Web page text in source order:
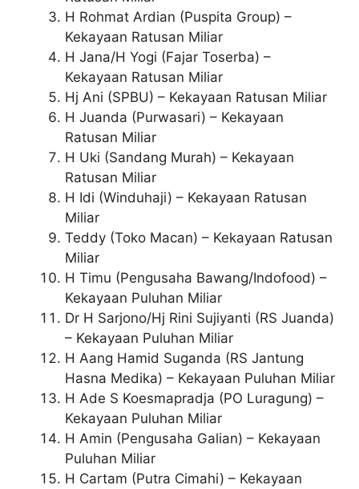
H Rohmat Ardian (Puspita Group) –
Kekayaan Ratusan Miliar
H Jana/H Yogi (Fajar Toserba) –
Kekayaan Ratusan Miliar
Hj Ani (SPBU) – Kekayaan Ratusan Miliar
H Juanda (Purwasari) – Kekayaan
Ratusan Miliar
H Uki (Sandang Murah) – Kekayaan
Ratusan Miliar
H Idi (Winduhaji) – Kekayaan Ratusan
Miliar
Teddy (Toko Macan) – Kekayaan Ratusan
Miliar
H Timu (Pengusaha Bawang/Indofood) –
Kekayaan Puluhan Miliar
Dr H Sarjono/Hj Rini Sujiyanti (RS Juanda)
– Kekayaan Puluhan Miliar
H Aang Hamid Suganda (RS Jantung
Hasna Medika) – Kekayaan Puluhan Miliar
H Ade S Koesmapradja (PO Luragung) –
Kekayaan Puluhan Miliar
H Amin (Pengusaha Galian) – Kekayaan
Puluhan Miliar
H Cartam (Putra Cimahi) – Kekayaan